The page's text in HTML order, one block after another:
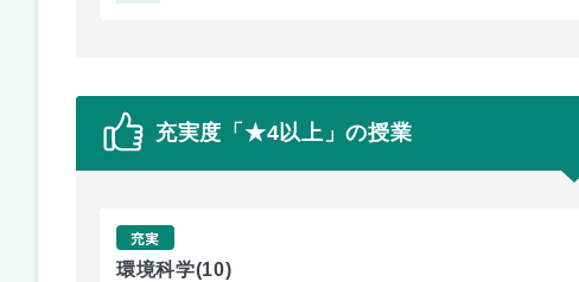
充実度「★4以上」の授業
充実
環境科学(10)